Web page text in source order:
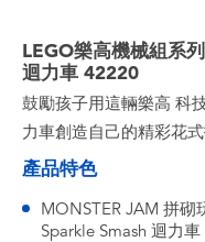
LEGO樂高機械組系
迴力車 42220
鼓勵孩子用這輛樂高 科
力車創造自己的精彩花式
產品特色
MONSTER JAM 拼砌
Sparkle Smash 迴力